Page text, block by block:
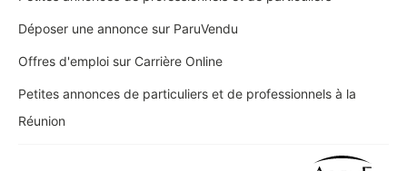
Déposer une annonce sur ParuVendu
Offres d'emploi sur Carrière Online
Petites annonces de particuliers et de professionnels à la
Réunion